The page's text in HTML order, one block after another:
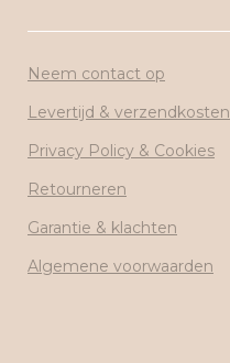
Neem contact op
Levertijd & verzendkosten
Privacy Policy & Cookies
Retourneren
Garantie & klachten
Algemene voorwaarden